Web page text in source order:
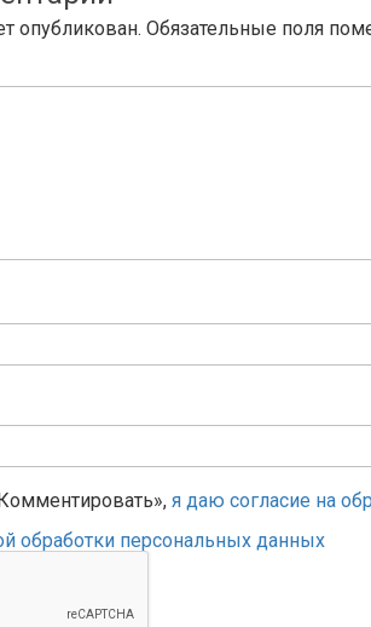
опубликован. Обязательные поля
я даю согласие на
обработки персональных данных